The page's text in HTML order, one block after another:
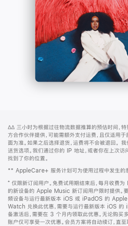
Music
页
页
脚
注
∆∆ 三小时为根据过往物流数据推算的预估时间，
方合作伙伴提供，可能需额外支付运费，且仅适用
面为准。如果之后选择退货，运费将不会被退回。 我
送货选项。我们通过你的 IP 地址，或者你在上次
找到了你的位置。
** AppleCare+ 服务计划可为使用过程中发生的
⁺ 仅限新订阅用户。免费试用期结束后，每月收费
的新设备的 Apple Music 新订阅用户限时提供。
频设备与运行最新版本 iOS 或 iPadOS 的 Apple
Watch 兑换此优惠，需要与运行最新版本 iOS 的
备激活后，需要在 3 个月内领取此优惠。无论购买
账户仅可享受一次优惠。会员方案将自动续订，直